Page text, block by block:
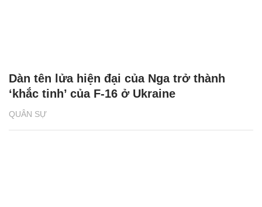
QUÂN SỰ
Dàn tên lửa hiện đại của Nga trở thành
‘khắc tinh’ của F-16 ở Ukraine